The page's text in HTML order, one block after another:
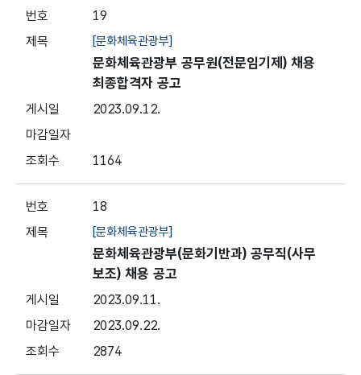
19
[문화체육관광부]
문화체육관광부 공무원(전문임기제) 채용
최종합격자 공고
2023.09.12.
1164
18
[문화체육관광부]
문화체육관광부(문화기반과) 공무직(사무
보조) 채용 공고
2023.09.11.
2023.09.22.
2874